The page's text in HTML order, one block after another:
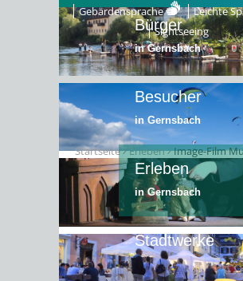
Gebärdensprache
Leichte
Sightseeing
Bürger
in Gernsbach
Besucher
in Gernsbach
Erleben
in Gernsbach
Stadtwerke
Startseite Erleben Image-Film
IMAGE-FILM MURGTAL